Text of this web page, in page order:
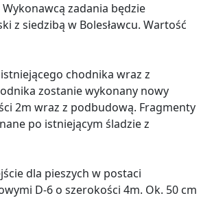
zadania będzie
z siedzibą w Bolesławcu. Wartość
chodnika wraz z
zostanie wykonany nowy
2m wraz z podbudową. Fragmenty
po istniejącym śladzie z
dla pieszych w postaci
D-6 o szerokości 4m. Ok. 50 cm